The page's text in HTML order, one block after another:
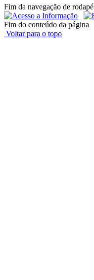
Fim da navegação de rodapé
Fim do conteúdo da página
Voltar para o topo